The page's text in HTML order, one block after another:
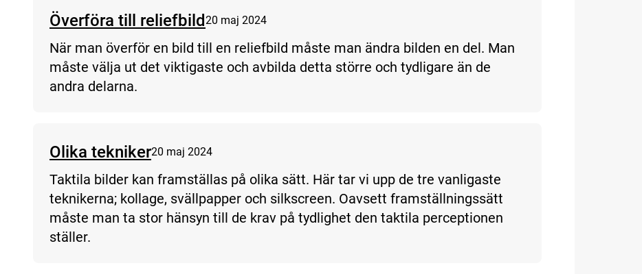
Överföra till reliefbild 20 maj 2024
När man överför en bild till en reliefbild måste man ändra bilden en del. Man
måste välja ut det viktigaste och avbilda detta större och tydligare än de
andra delarna.
Olika tekniker20 maj 2024
Taktila bilder kan framställas på olika sätt. Här tar vi upp de tre vanligaste
teknikerna; kollage, svällpapper och silkscreen. Oavsett framställningssätt
måste man ta stor hänsyn till de krav på tydlighet den taktila perceptionen
ställer.